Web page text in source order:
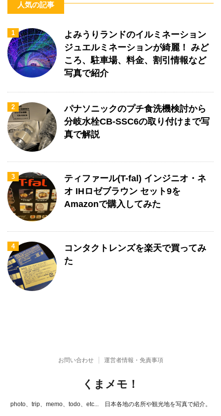
人気の記事
1
よみうりランドのイルミネーション
ジュエルミネーションが綺麗！ みど
ころ、駐車場、料金、割引情報など
写真で紹介
2
パナソニックのプチ食洗機検討から
分岐水栓CB-SSC6の取り付けまで写
真で解説
3
ティファール(T-fal) インジニオ・ネ
オ IHロゼブラウン セット9を
Amazonで購入してみた
4
コンタクトレンズを楽天で買ってみ
た
お問い合わせ 運営者情報・免責事項
くまメモ！
photo、trip、memo、todo、etc... 日本各地の名所や観光地を写真で紹介。